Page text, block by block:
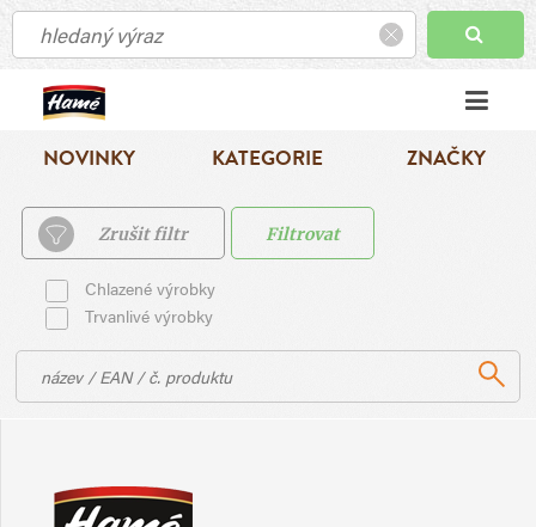
NOVINKY KATEGORIE ZNAČKY
Zrušit filtr Filtrovat
Chlazené výrobky
Trvanlivé výrobky